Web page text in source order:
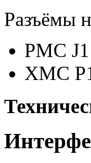
Разъёмы
PMC
XMC